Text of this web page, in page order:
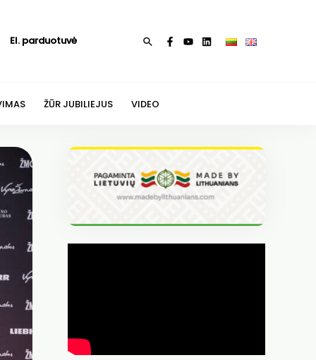
El. parduotuvė Paieška
ŽŪR JUBILIEJUS VIDEO